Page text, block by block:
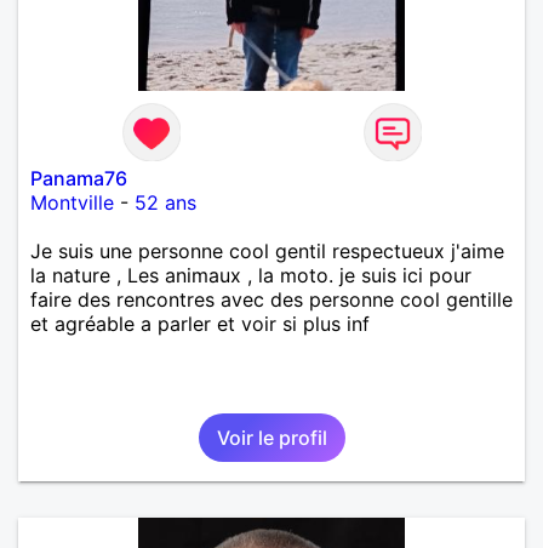
Panama76
Montville - 52 ans
Je suis une personne cool gentil respectueux j'aime
la nature , Les animaux , la moto. je suis ici pour
faire des rencontres avec des personne cool gentille
et agréable a parler et voir si plus inf
Voir le profil